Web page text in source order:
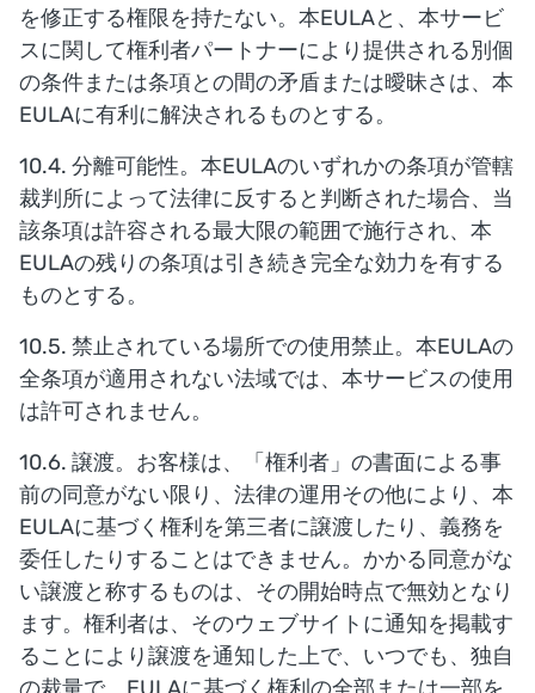
を修正する権限を持たない。本EULAと、本サービ
スに関して権利者パートナーにより提供される別個
の条件または条項との間の矛盾または曖昧さは、本
EULAに有利に解決されるものとする。
10.4. 分離可能性。本EULAのいずれかの条項が管轄
裁判所によって法律に反すると判断された場合、当
該条項は許容される最大限の範囲で施行され、本
EULAの残りの条項は引き続き完全な効力を有する
ものとする。
10.5. 禁止されている場所での使用禁止。本EULAの
全条項が適用されない法域では、本サービスの使用
は許可されません。
10.6. 譲渡。お客様は、「権利者」の書面による事
前の同意がない限り、法律の運用その他により、本
EULAに基づく権利を第三者に譲渡したり、義務を
委任したりすることはできません。かかる同意がな
い譲渡と称するものは、その開始時点で無効となり
ます。権利者は、そのウェブサイトに通知を掲載す
ることにより譲渡を通知した上で、いつでも、独自